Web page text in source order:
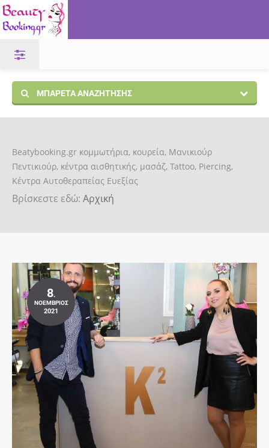
ΜΠΑΡΈΤΑ ΑΝΑΖΉΤΗΣΗΣ
Beatybooking.gr κομμωτήρια, κουρεία, Μανικιούρ
Πεντικιούρ, κέντρα αισθητικής, μασάζ, Tattoo, Piercing,
Κέντρα Αυτοθεραπείας Ευεξίας
Βρίσκεστε εδώ: Αρχική
8.
ΝΟΈΜΒΡΙΟΣ
2021